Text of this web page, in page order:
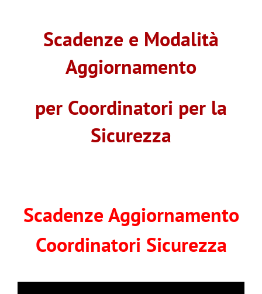
Scadenze e Modalità
Aggiornamento
per Coordinatori per la
Sicurezza
Scadenze Aggiornamento
Coordinatori Sicurezza